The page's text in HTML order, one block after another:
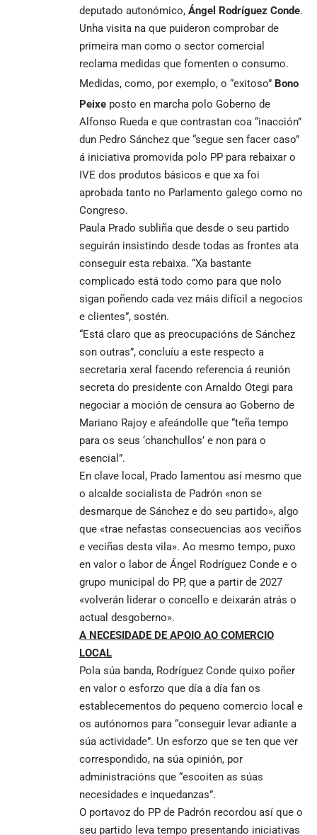
deputado autonómico, Ángel Rodríguez Conde.
Unha visita na que puideron comprobar de
primeira man como o sector comercial
reclama medidas que fomenten o consumo.
Medidas, como, por exemplo, o “exitoso” Bono
Peixe posto en marcha polo Goberno de
Alfonso Rueda e que contrastan coa “inacción”
dun Pedro Sánchez que “segue sen facer caso”
á iniciativa promovida polo PP para rebaixar o
IVE dos produtos básicos e que xa foi
aprobada tanto no Parlamento galego como no
Congreso.
Paula Prado subliña que desde o seu partido
seguirán insistindo desde todas as frontes ata
conseguir esta rebaixa. “Xa bastante
complicado está todo como para que nolo
sigan poñendo cada vez máis difícil a negocios
e clientes”, sostén.
“Está claro que as preocupacións de Sánchez
son outras”, concluíu a este respecto a
secretaria xeral facendo referencia á reunión
secreta do presidente con Arnaldo Otegi para
negociar a moción de censura ao Goberno de
Mariano Rajoy e afeándolle que “teña tempo
para os seus ‘chanchullos’ e non para o
esencial”.
En clave local, Prado lamentou así mesmo que
o alcalde socialista de Padrón «non se
desmarque de Sánchez e do seu partido», algo
que «trae nefastas consecuencias aos veciños
e veciñas desta vila». Ao mesmo tempo, puxo
en valor o labor de Ángel Rodríguez Conde e o
grupo municipal do PP, que a partir de 2027
«volverán liderar o concello e deixarán atrás o
actual desgoberno».
A NECESIDADE DE APOIO AO COMERCIO
LOCAL
Pola súa banda, Rodríguez Conde quixo poñer
en valor o esforzo que día a día fan os
establecementos do pequeno comercio local e
os autónomos para “conseguir levar adiante a
súa actividade”. Un esforzo que se ten que ver
correspondido, na súa opinión, por
administracións que “escoiten as súas
necesidades e inquedanzas”.
O portavoz do PP de Padrón recordou así que o
seu partido leva tempo presentando iniciativas